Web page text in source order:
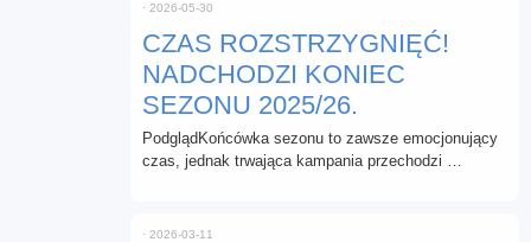
CZAS ROZSTRZYGNIĘĆ!
NADCHODZI KONIEC
SEZONU 2025/26.
⋅ 2026-05-30
PodglądKońcówka sezonu to zawsze emocjonujący
czas, jednak trwająca kampania przechodzi …
⋅ 2026-03-11